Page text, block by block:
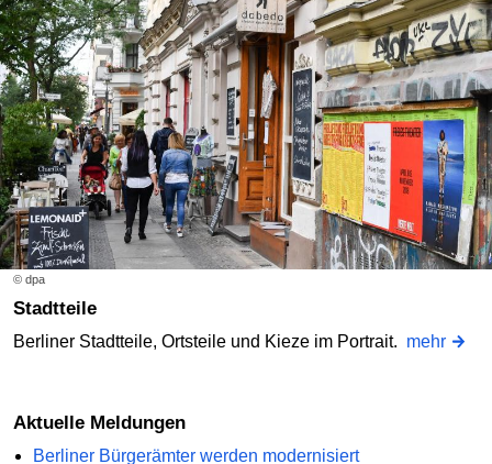
© dpa
Stadtteile
Berliner Stadtteile, Ortsteile und Kieze im Portrait. mehr
Aktuelle Meldungen
Berliner Bürgerämter werden modernisiert